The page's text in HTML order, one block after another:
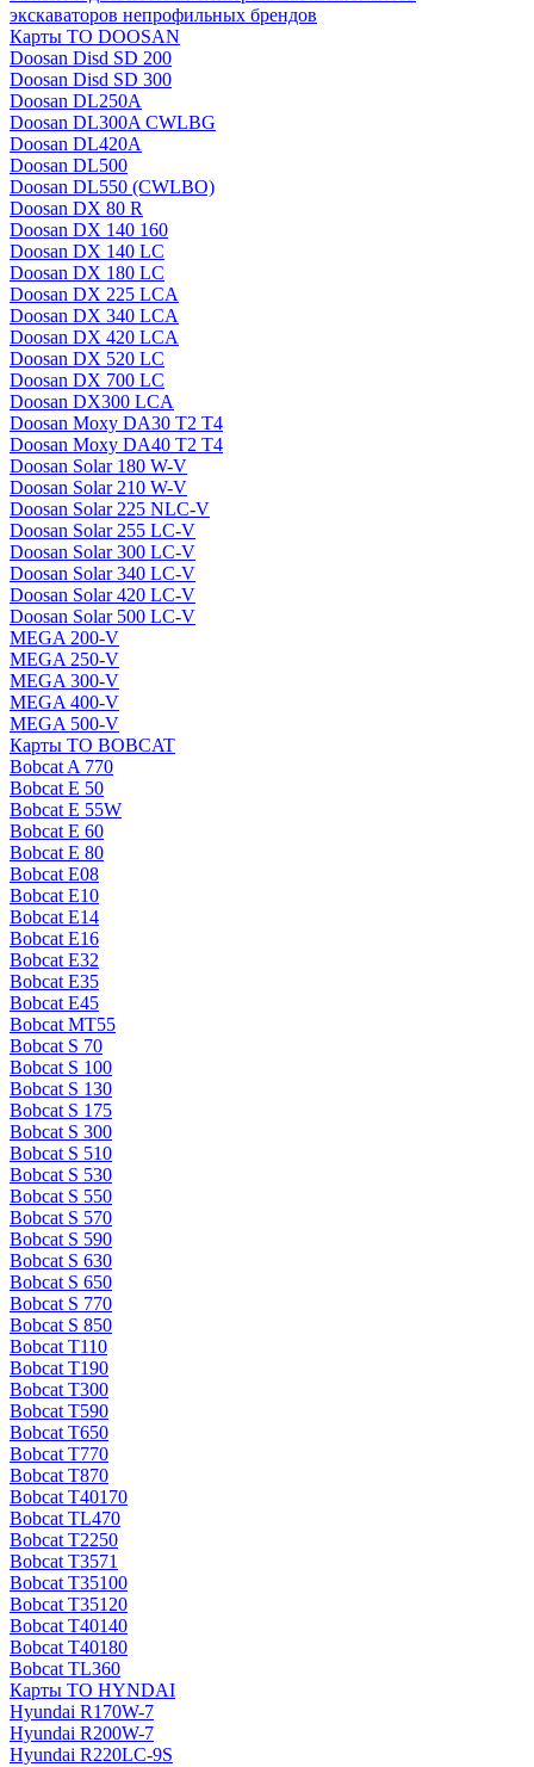
экскаваторов непрофильных брендов
Карты ТО DOOSAN
Doosan Disd SD 200
Doosan Disd SD 300
Doosan DL250A
Doosan DL300A CWLBG
Doosan DL420A
Doosan DL500
Doosan DL550 (CWLBO)
Doosan DX 80 R
Doosan DX 140 160
Doosan DX 140 LC
Doosan DX 180 LC
Doosan DX 225 LCA
Doosan DX 340 LCA
Doosan DX 420 LCA
Doosan DX 520 LC
Doosan DX 700 LC
Doosan DX300 LCA
Doosan Moxy DA30 T2 T4
Doosan Moxy DA40 T2 T4
Doosan Solar 180 W-V
Doosan Solar 210 W-V
Doosan Solar 225 NLC-V
Doosan Solar 255 LC-V
Doosan Solar 300 LC-V
Doosan Solar 340 LC-V
Doosan Solar 420 LC-V
Doosan Solar 500 LC-V
MEGA 200-V
MEGA 250-V
MEGA 300-V
MEGA 400-V
MEGA 500-V
Карты ТО BOBCAT
Bobcat A 770
Bobcat E 50
Bobcat E 55W
Bobcat E 60
Bobcat E 80
Bobcat E08
Bobcat E10
Bobcat E14
Bobcat E16
Bobcat E32
Bobcat E35
Bobcat E45
Bobcat MT55
Bobcat S 70
Bobcat S 100
Bobcat S 130
Bobcat S 175
Bobcat S 300
Bobcat S 510
Bobcat S 530
Bobcat S 550
Bobcat S 570
Bobcat S 590
Bobcat S 630
Bobcat S 650
Bobcat S 770
Bobcat S 850
Bobcat T110
Bobcat T190
Bobcat T300
Bobcat T590
Bobcat T650
Bobcat T770
Bobcat T870
Bobcat T40170
Bobcat TL470
Bobcat Т2250
Bobcat Т3571
Bobcat Т35100
Bobcat Т35120
Bobcat Т40140
Bobcat Т40180
Bobcat ТL360
Карты ТО HYNDAI
Hyundai R170W-7
Hyundai R200W-7
Hyundai R220LC-9S